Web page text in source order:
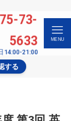
73-
5633
14:00-21:00
MENU
する